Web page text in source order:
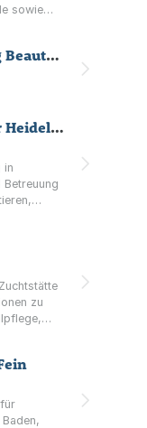
sowie
Hundesalon My Dog Beautyroom
Tierschutzverein für Heidelberg und Umgebung e.V.
in
Betreuung
zu